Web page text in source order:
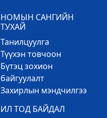
НОМЫН САНГИЙН
ТУХАЙ
Танилцуулга
Түүхэн товчоон
Бүтэц зохион
байгуулалт
Захирлын мэндчилгээ
ИЛ ТОД БАЙДАЛ